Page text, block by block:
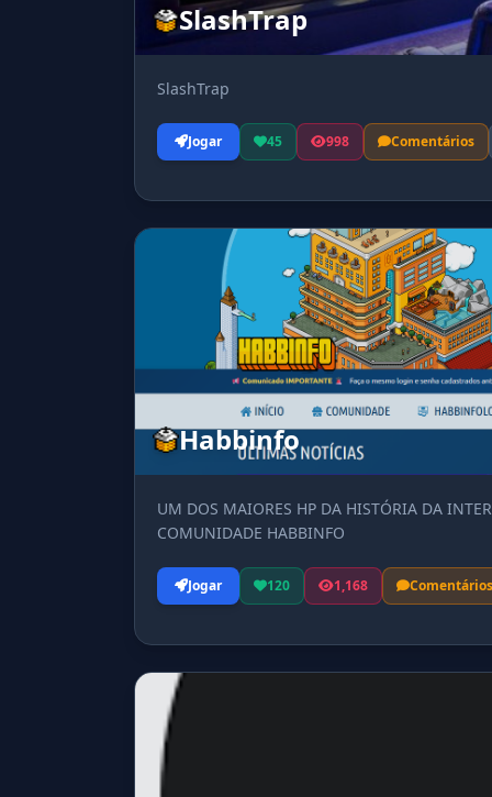
SlashTrap
SlashTrap
Jogar 45 998 Comentários
Habbinfo
UM DOS MAIORES HP DA HISTÓRIA DA
COMUNIDADE HABBINFO
Jogar 120 1,168 Comentários